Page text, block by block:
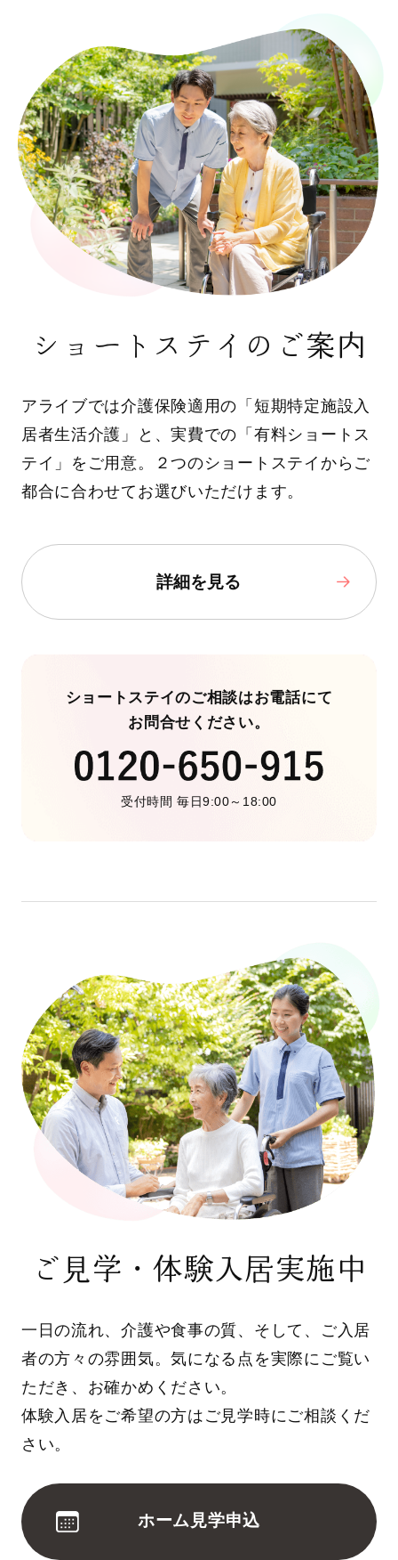
ショートステイのご案内
アライブでは介護保険適用の「短期特定施設入
居者生活介護」と、実費での「有料ショートス
テイ」をご用意。２つのショートステイからご
都合に合わせてお選びいただけます。
詳細を見る
ショートステイのご相談はお電話にて
お問合せください。
受付時間 毎日9:00～18:00
ご見学・体験入居実施中
一日の流れ、介護や食事の質、そして、ご入居
者の方々の雰囲気。気になる点を実際にご覧い
ただき、お確かめください。
体験入居をご希望の方はご見学時にご相談くだ
さい。
ホーム見学申込